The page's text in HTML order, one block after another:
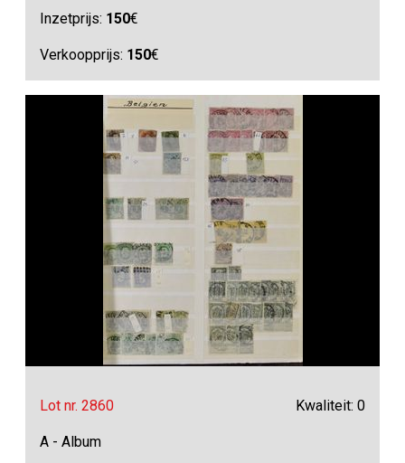
Inzetprijs: 150€
Verkoopprijs: 150€
Lot nr. 2860 Kwaliteit: 0
A - Album